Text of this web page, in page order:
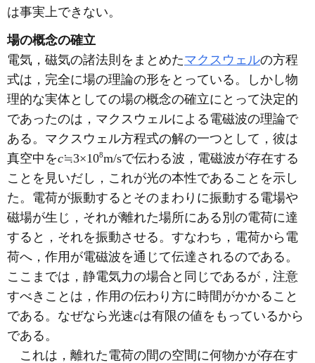
は事実上できない。
場の概念の確立
電気，磁気の諸法則をまとめたマクスウェルの方程
式は，完全に場の理論の形をとっている。しかし物
理的な実体としての場の概念の確立にとって決定的
であったのは，マクスウェルによる電磁波の理論で
ある。マクスウェル方程式の解の一つとして，彼は
真空中をc≒3×108m/sで伝わる波，電磁波が存在する
ことを見いだし，これが光の本性であることを示し
た。電荷が振動するとそのまわりに振動する電場や
磁場が生じ，それが離れた場所にある別の電荷に達
すると，それを振動させる。すなわち，電荷から電
荷へ，作用が電磁波を通じて伝達されるのである。
ここまでは，静電気力の場合と同じであるが，注意
すべきことは，作用の伝わり方に時間がかかること
である。なぜなら光速cは有限の値をもっているから
である。
これは，離れた電荷の間の空間に何物かが存在す